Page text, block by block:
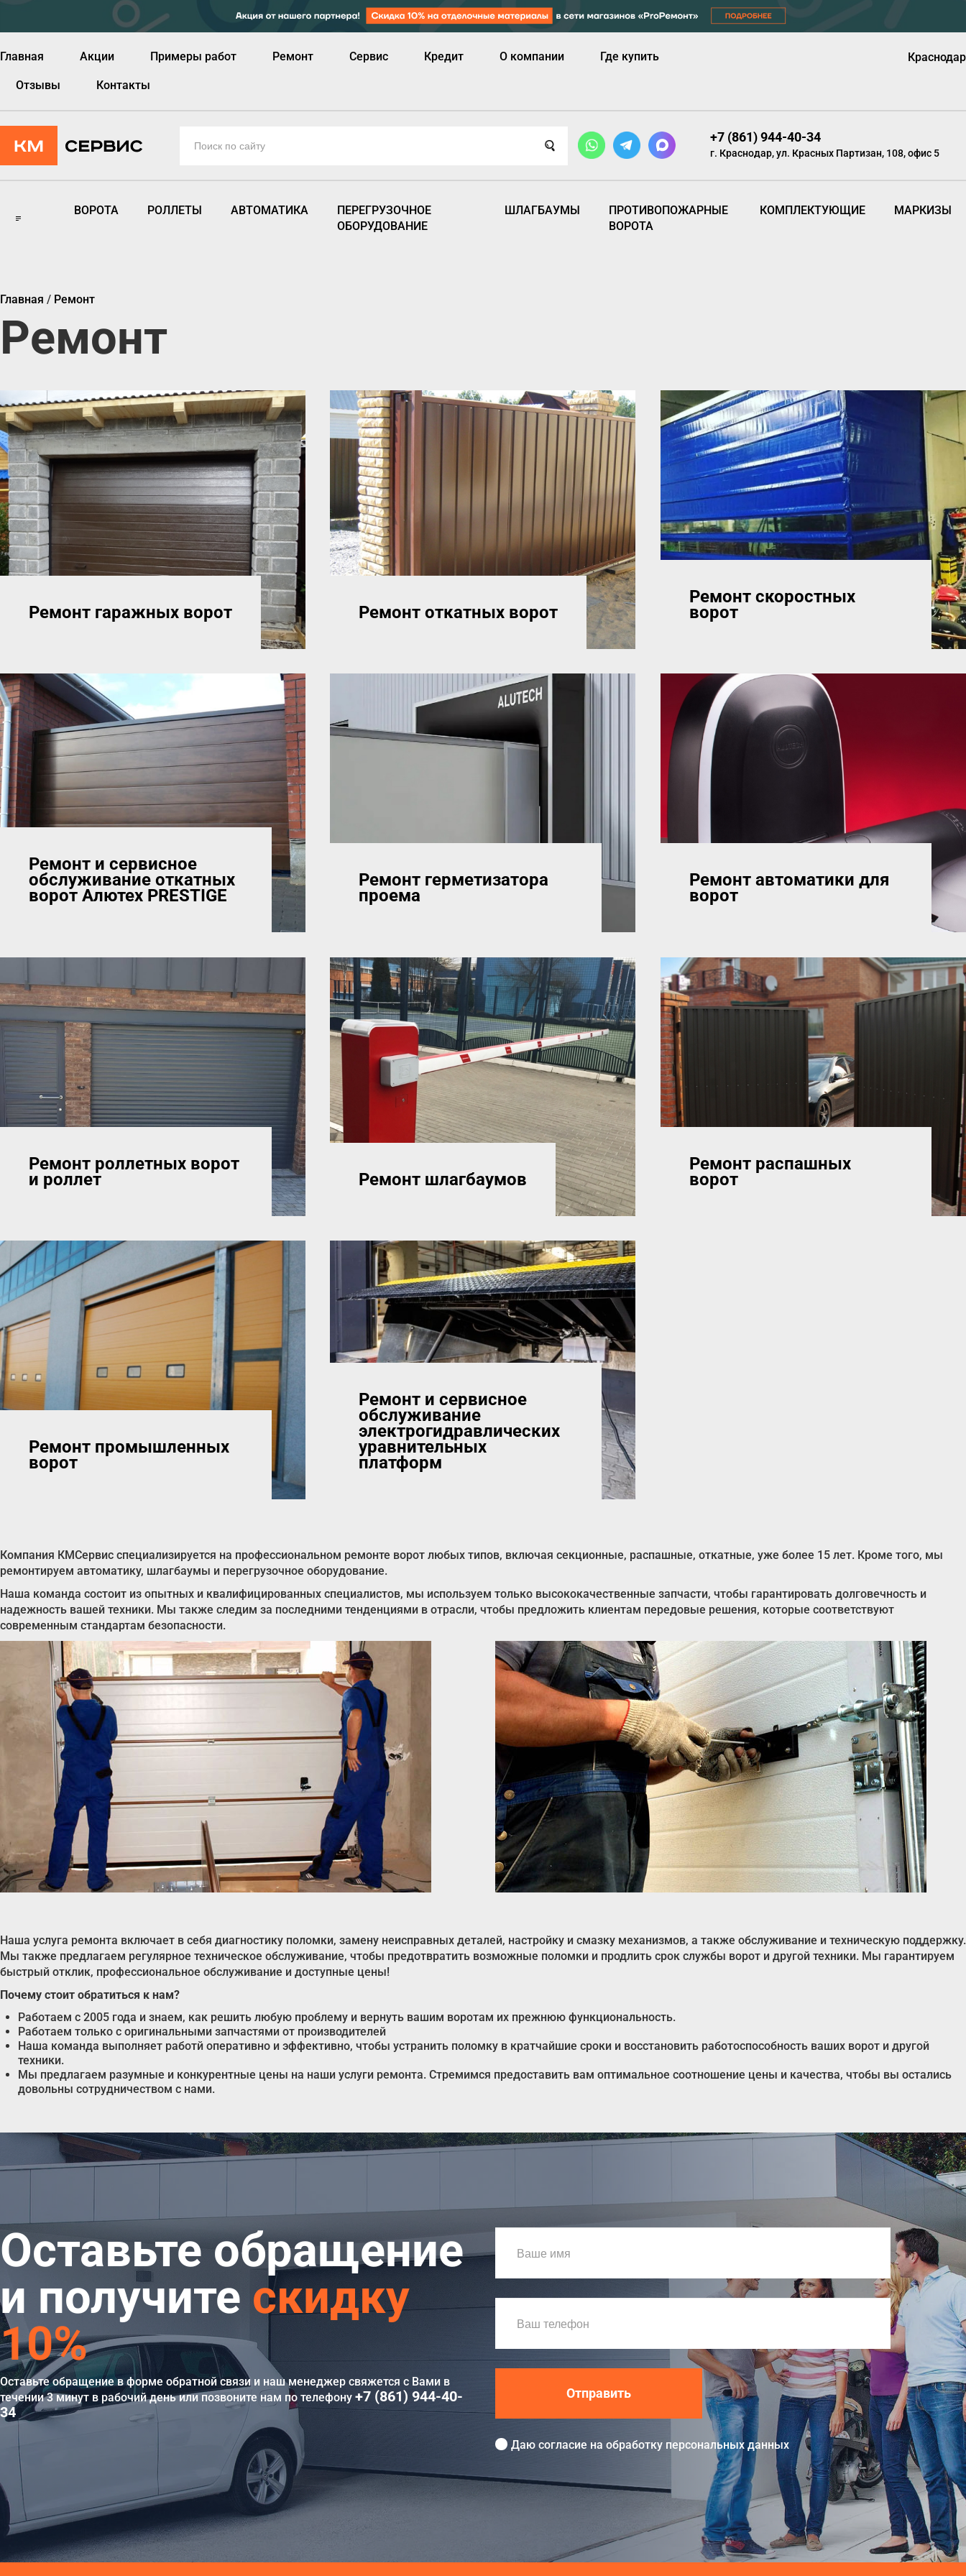
Главная Акции Примеры работ Ремонт Сервис Кредит О компании Где купить
Отзывы Контакты
Краснодар
+7 (861) 944-40-34
г. Краснодар, ул. Красных Партизан, 108, офис 5
ВОРОТА РОЛЛЕТЫ АВТОМАТИКА
ПЕРЕГРУЗОЧНОЕ
ОБОРУДОВАНИЕ
ШЛАГБАУМЫ
ПРОТИВОПОЖАРНЫЕ
ВОРОТА
КОМПЛЕКТУЮЩИЕ МАРКИЗЫ
Главная / Ремонт
Ремонт
Ремонт гаражных ворот Ремонт откатных ворот
Ремонт скоростных
ворот
Ремонт и сервисное
обслуживание откатных
ворот Алютех PRESTIGE
Ремонт герметизатора
проема
Ремонт автоматики для
ворот
Ремонт роллетных ворот
и роллет Ремонт шлагбаумов
Ремонт распашных
ворот
Ремонт промышленных
ворот
Ремонт и сервисное
обслуживание
электрогидравлических
уравнительных
платформ
Компания КМСервис специализируется на профессиональном ремонте ворот любых типов, включая секционные, распашные, откатные, уже более 15 лет. Кроме того, мы
ремонтируем автоматику, шлагбаумы и перегрузочное оборудование.
Наша команда состоит из опытных и квалифицированных специалистов, мы используем только высококачественные запчасти, чтобы гарантировать долговечность и
надежность вашей техники. Мы также следим за последними тенденциями в отрасли, чтобы предложить клиентам передовые решения, которые соответствуют
современным стандартам безопасности.
Наша услуга ремонта включает в себя диагностику поломки, замену неисправных деталей, настройку и смазку механизмов, а также обслуживание и техническую поддержку.
Мы также предлагаем регулярное техническое обслуживание, чтобы предотвратить возможные поломки и продлить срок службы ворот и другой техники. Мы гарантируем
быстрый отклик, профессиональное обслуживание и доступные цены!
Почему стоит обратиться к нам?
Работаем с 2005 года и знаем, как решить любую проблему и вернуть вашим воротам их прежнюю функциональность.
Работаем только с оригинальными запчастями от производителей
Наша команда выполняет работй оперативно и эффективно, чтобы устранить поломку в кратчайшие сроки и восстановить работоспособность ваших ворот и другой
техники.
Мы предлагаем разумные и конкурентные цены на наши услуги ремонта. Стремимся предоставить вам оптимальное соотношение цены и качества, чтобы вы остались
довольны сотрудничеством с нами.
Оставьте обращение
и получите скидку
10%
Оставьте обращение в форме обратной связи и наш менеджер свяжется с Вами в
течении 3 минут в рабочий день или позвоните нам по телефону +7 (861) 944-40-
34
Отправить
Даю согласие наобработку персональных данных